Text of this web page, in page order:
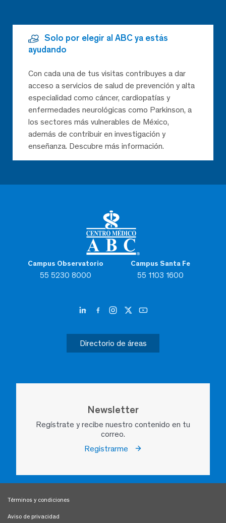
Campus Observatorio
55 5230 8000
Campus Santa Fe
55 1103 1600
Directorio de áreas
Newsletter
Regístrate y recibe nuestro contenido en tu
correo.
Registrarme
Solo por elegir al ABC ya estás
ayudando
Con cada una de tus visitas contribuyes a dar
acceso a servicios de salud de prevención y alta
especialidad como cáncer, cardiopatías y
enfermedades neurológicas como Parkinson, a
los sectores más vulnerables de México,
además de contribuir en investigación y
enseñanza. Descubre más información.
Términos y condiciones
Aviso de privacidad